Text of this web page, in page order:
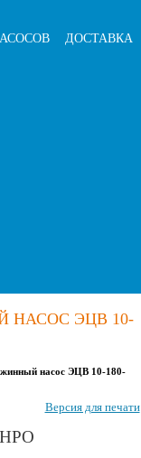
ДОСТАВКА
ЭЦВ 10-
насос ЭЦВ 10-180-
Версия для печати